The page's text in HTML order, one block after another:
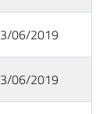
06/2019
06/2019